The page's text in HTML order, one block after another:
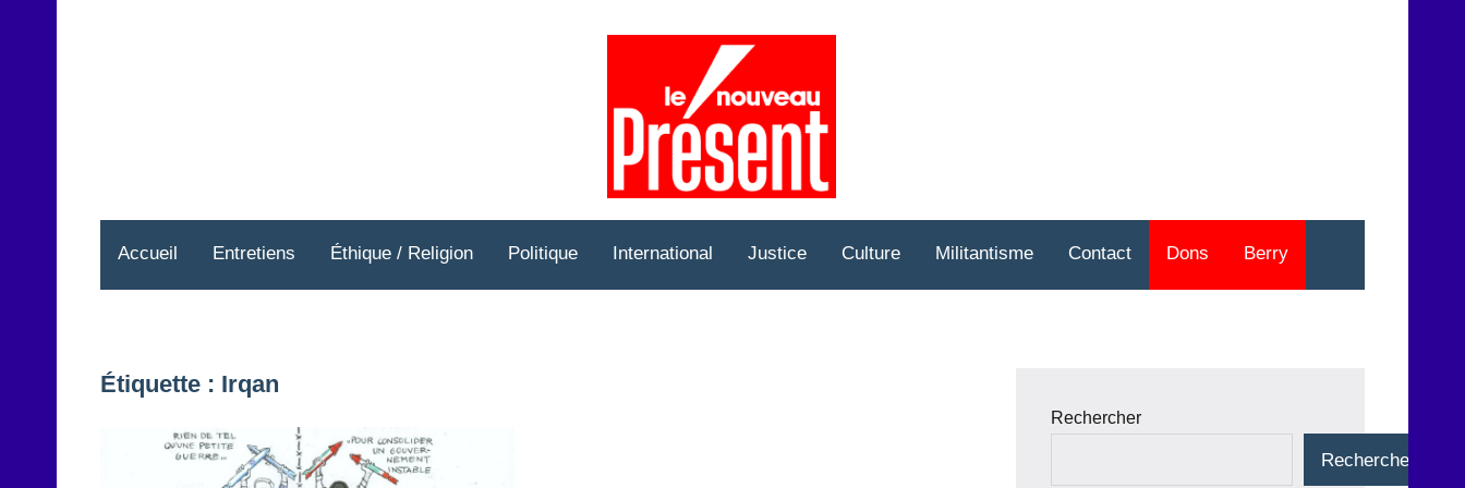
Accueil Entretiens Éthique / Religion Politique International Justice Culture Militantisme Contact Dons Berry
Étiquette : Irqan
Rechercher
Rechercher